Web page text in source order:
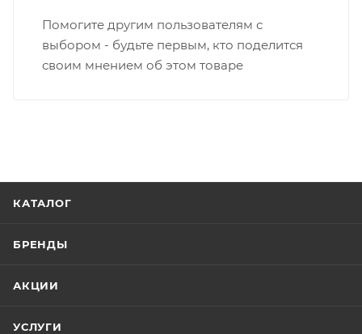
Помогите другим пользователям с
выбором - будьте первым, кто поделится
своим мнением об этом товаре
КАТАЛОГ
БРЕНДЫ
АКЦИИ
УСЛУГИ